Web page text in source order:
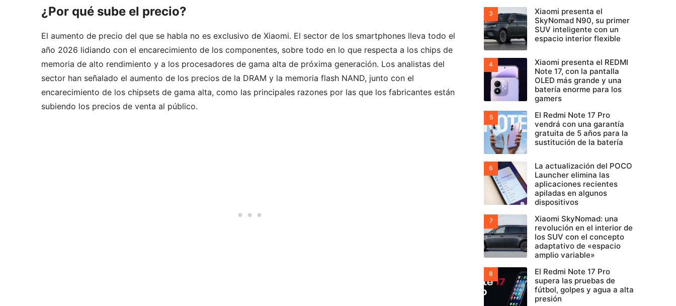
¿Por qué sube el precio?
El aumento de precio del que se habla no es exclusivo de Xiaomi. El sector de los smartphones lleva todo el
año 2026 lidiando con el encarecimiento de los componentes, sobre todo en lo que respecta a los chips de
memoria de alto rendimiento y a los procesadores de gama alta de próxima generación. Los analistas del
sector han señalado el aumento de los precios de la DRAM y la memoria flash NAND, junto con el
encarecimiento de los chipsets de gama alta, como las principales razones por las que los fabricantes están
subiendo los precios de venta al público.
Xiaomi presenta el
SkyNomad N90, su primer
SUV inteligente con un
espacio interior flexible
Xiaomi presenta el REDMI
Note 17, con la pantalla
OLED más grande y una
batería enorme para los
gamers
El Redmi Note 17 Pro
vendrá con una garantía
gratuita de 5 años para la
sustitución de la batería
La actualización del POCO
Launcher elimina las
aplicaciones recientes
apiladas en algunos
dispositivos
Xiaomi SkyNomad: una
revolución en el interior de
los SUV con el concepto
adaptativo de «espacio
amplio variable»
El Redmi Note 17 Pro
supera las pruebas de
fútbol, golpes y agua a alta
presión